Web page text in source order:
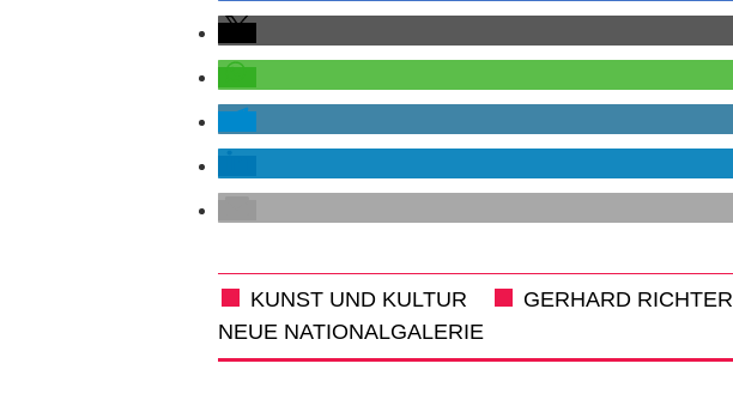
KUNST UND KULTUR GERHARD RICHTER
NEUE NATIONALGALERIE